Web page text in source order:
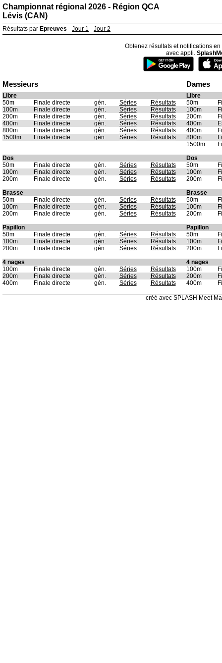
Championnat régional 2026 - Région QCA
Lévis (CAN)
Résultats par Epreuves - Jour 1 - Jour 2
Obtenez résultats et notifications
avec appli.
Messieurs Dames
Libre
Libre
50m
Finale directe gén. Séries Résultats 50m
100m
Finale directe gén. Séries Résultats 100m
200m
Finale directe gén. Séries Résultats 200m
400m
Finale directe gén. Séries Résultats 400m
800m
Finale directe gén. Séries Résultats 400m
1500m
Finale directe gén. Séries Résultats 800m
1500m
Dos
Dos
50m
Finale directe gén. Séries Résultats 50m
100m
Finale directe gén. Séries Résultats 100m
200m
Finale directe gén. Séries Résultats 200m
Brasse
Brasse
50m
Finale directe gén. Séries Résultats 50m
100m
Finale directe gén. Séries Résultats 100m
200m
Finale directe gén. Séries Résultats 200m
Papillon
Papillon
50m
Finale directe gén. Séries Résultats 50m
100m
Finale directe gén. Séries Résultats 100m
200m
Finale directe gén. Séries Résultats 200m
4 nages
4 nages
100m
Finale directe gén. Séries Résultats 100m
200m
Finale directe gén. Séries Résultats 200m
400m
Finale directe gén. Séries Résultats 400m
créé avec SPLASH Meet